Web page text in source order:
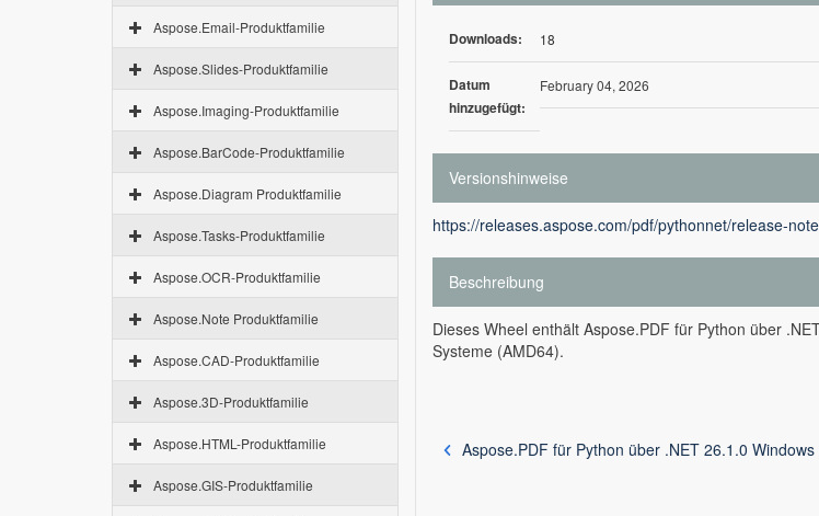
Aspose.Email-Produktfamilie
Aspose.Slides-Produktfamilie
Aspose.Imaging-Produktfamilie
Aspose.BarCode-Produktfamilie
Aspose.Diagram Produktfamilie
Aspose.Tasks-Produktfamilie
Aspose.OCR-Produktfamilie
Aspose.Note Produktfamilie
Aspose.CAD-Produktfamilie
Aspose.3D-Produktfamilie
Aspose.HTML-Produktfamilie
Aspose.GIS-Produktfamilie
Downloads: 18
Datum
hinzugefügt:
February 04, 2026
Versionshinweise
https://releases.aspose.com/pdf/pythonnet/release-
Beschreibung
Dieses Wheel enthält Aspose.PDF für Python über
Systeme (AMD64).
Aspose.PDF für Python über .NET 26.1.0 Windows